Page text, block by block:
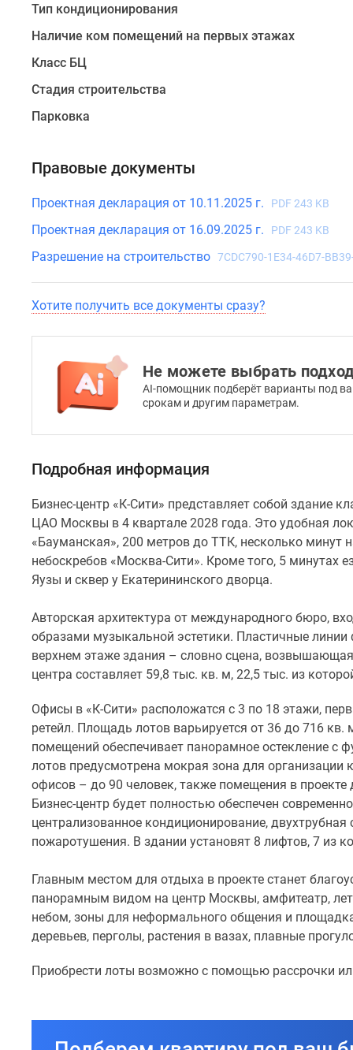
того,
5
езды
находится
парк,
у
реки
Яузы
сквер
у
Авторская
международного
бюро,
ТОП-2
мире,
и
студии
из
Китая
образами
музыкальной
эстетики.
Пластичные
фасадов
напоминают
звуковые
волны,
а
терраса
на
верхнем
здания
–
словно
сцена,
над
Тип кондиционирования
Наличие ком помещений на первых этажах
Класс БЦ
Стадия строительства
Парковка
Правовые документы
Проектная декларация от 10.11.2025 г. PDF 243 KB
Проектная декларация от 16.09.2025 г. PDF 243 KB
Разрешение на строительство 7CDC790-1E34-46D7-
Хотите получить все документы сразу?
Не можете выбрать
AI-помощник подберёт варианты под
срокам и другим параметрам.
Подробная информация
Бизнес-центр «К-Сити» представляет собой здание
ЦАО Москвы в 4 квартале 2028 года. Это удобная
«Бауманская», 200 метров до ТТК, несколько минут
небоскребов «Москва-Сити». Кроме того, 5 минутах
Яузы и сквер у Екатерининского дворца.
Авторская архитектура от международного бюро,
образами музыкальной эстетики. Пластичные
верхнем этаже здания – словно сцена,
центра составляет 59,8 тыс. кв. м, 22,5 тыс. из
Офисы в «К-Сити» расположатся с 3 по 18 этажи,
ретейл. Площадь лотов варьируется от 36 до 716
помещений обеспечивает панорамное остекление с
лотов предусмотрена мокрая зона для организации
офисов – до 90 человек, также помещения в
Бизнес-центр будет полностью обеспечен
централизованное кондиционирование,
пожаротушения. В здании установят 8 лифтов, 7 из
Главным местом для отдыха в проекте станет
панорамным видом на центр Москвы, амфитеатр,
небом, зоны для неформального общения и
деревьев, перголы, растения в вазах, плавные
Приобрести лоты возможно с помощью рассрочки